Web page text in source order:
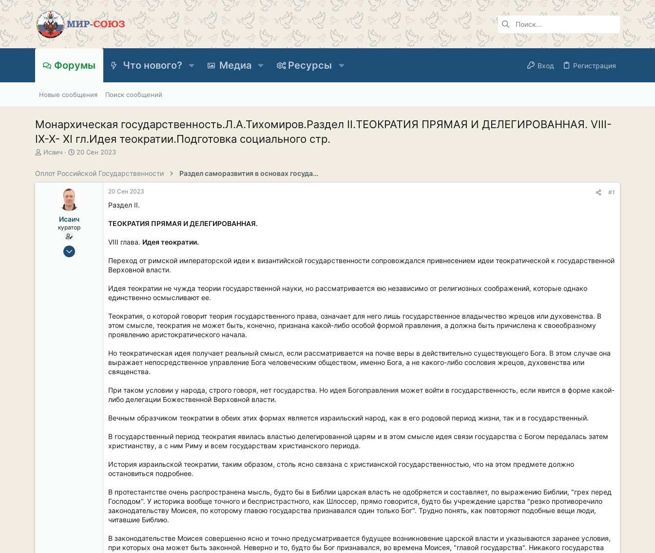
Форумы Что нового? Медиа Ресурсы Вход Регистрация
Новые сообщения Поиск сообщений
Монархическая государственность.Л.А.Тихомиров.Раздел II.ТЕОКРАТИЯ ПРЯМАЯ И ДЕЛЕГИРОВАННАЯ. VIII-
IX-X- XI гл.Идея теократии.Подготовка социального стр.
А
о
Исаич
Д
а
л
а
20 Сен 2023
Оплот Российской Государственности Раздел саморазвития в основах государственности
Исаич
куратор
15 Сен 2019
20 Сен 2023 #1
Раздел II.
ТЕОКРАТИЯ ПРЯМАЯ И ДЕЛЕГИРОВАННАЯ.
VIII глава. Идея теократии.
Переход от римской императорской идеи к византийской государственности сопровождался привнесением идеи теократической к государственной
Верховной власти.
Идея теократии не чужда теории государственной науки, но рассматривается ею независимо от религиозных соображений, которые однако
единственно осмысливают ее.
Теократия, о которой говорит теория государственного права, означает для него лишь государственное владычество жрецов или духовенства. В
этом смысле, теократия не может быть, конечно, признана какой-либо особой формой правления, а должна быть причислена к своеобразному
проявлению аристократического начала.
Но теократическая идея получает реальный смысл, если рассматривается на почве веры в действительно существующего Бога. В этом случае она
выражает непосредственное управление Бога человеческим обществом, именно Бога, а не какого-либо сословия жрецов, духовенства или
священства.
При таком условии у народа, строго говоря, нет государства. Но идея Богоправления может войти в государственность, если явится в форме какой-
либо делегации Божественной Верховной власти.
Вечным образчиком теократии в обеих этих формах является израильский народ, как в его родовой период жизни, так и в государственный.
В государственный период теократия явилась властью делегированной царям и в этом смысле идея связи государства с Богом передалась затем
христианству, а с ним Риму и всем государствам христианского периода.
История израильской теократии, таким образом, столь ясно связана с христианской государственностью, что на этом предмете должно
остановиться подробнее.
В протестантстве очень распространена мысль, будто бы в Библии царская власть не одобряется и составляет, по выражению Библии, "грех перед
Господом". У историка вообще точного и беспристрастного, как Шлоссер, прямо говорится, будто бы учреждение царства "резко противоречило
законодательству Моисея, по которому главою государства признавался один только Бог". Трудно понять, как повторяют подобные вещи люди,
читавшие Библию.
В законодательстве Моисея совершенно ясно и точно предусматривается будущее возникновение царской власти и указываются заранее условия,
при которых она может быть законной. Неверно и то, будто бы Бог признавался, во времена Моисея, "главой государства". Никакого государства